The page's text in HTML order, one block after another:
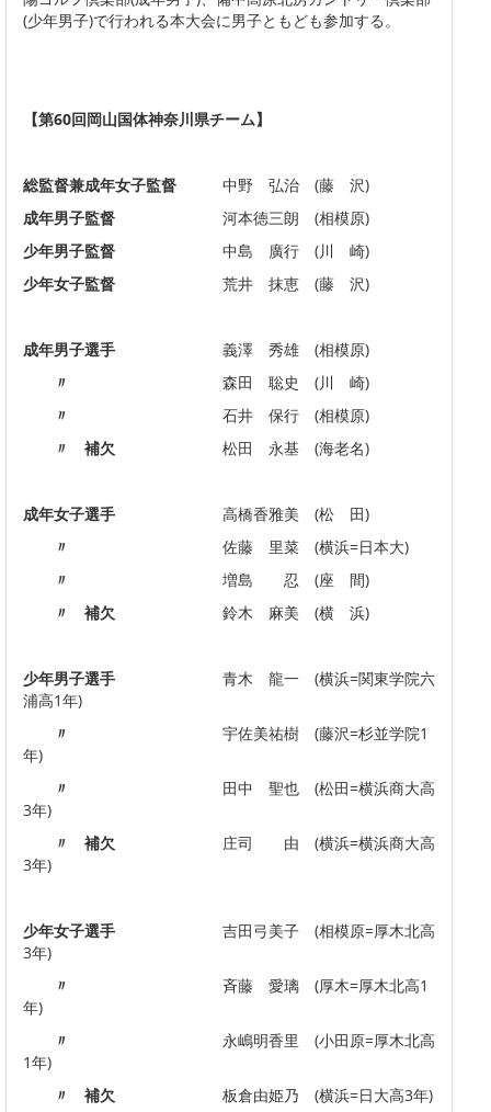
(少年男子)で行われる本大会に男子ともども参加する。
【第60回岡山国体神奈川県チーム】
総監督兼成年女子監督 中野 弘治 (藤 沢)
成年男子監督 河本徳三朗 (相模原)
少年男子監督 中島 廣行 (川 崎)
少年女子監督 荒井 抹恵 (藤 沢)
成年男子選手 義澤 秀雄 (相模原)
〃
森田 聡史 (川 崎)
〃
石井 保行 (相模原)
〃 補欠 松田 永基 (海老名)
成年女子選手 高橋香雅美 (松 田)
〃
佐藤 里菜 (横浜=日本大)
〃
増島 忍 (座 間)
〃 補欠 鈴木 麻美 (横 浜)
少年男子選手 青木 龍一 (横浜=関東学院六
浦高1年)
〃
宇佐美祐樹 (藤沢=杉並学院1
年)
〃
田中 聖也 (松田=横浜商大高
3年)
〃 補欠 庄司 由 (横浜=横浜商大高
3年)
少年女子選手 吉田弓美子 (相模原=厚木北高
3年)
〃
斉藤 愛璃 (厚木=厚木北高1
年)
〃
永嶋明香里 (小田原=厚木北高
1年)
〃 補欠 板倉由姫乃 (横浜=日大高3年)